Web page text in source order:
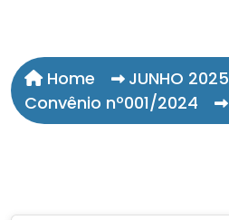
Home JUNHO 2025
Convênio nº001/2024